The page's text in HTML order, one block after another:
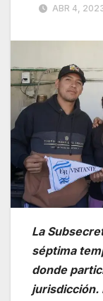
ABR 4,
La
séptima
donde
jurisdicción.